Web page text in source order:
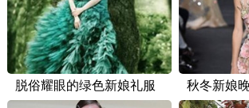
脱俗耀眼的绿色新娘礼服
秋冬新娘
礼服